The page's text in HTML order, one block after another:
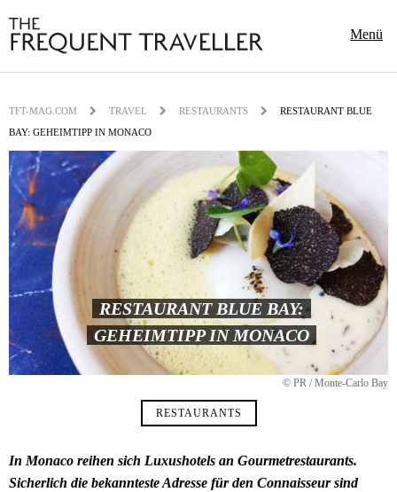
Menü
TFT-MAG.COM TRAVEL RESTAURANTS
RESTAURANT BLUE
BAY: GEHEIMTIPP IN MONACO
RESTAURANT BLUE BAY:
GEHEIMTIPP IN MONACO
© PR / Monte-Carlo Bay
RESTAURANTS
In Monaco reihen sich Luxushotels an Gourmetrestaurants.
Sicherlich die bekannteste Adresse für den Connaisseur sind